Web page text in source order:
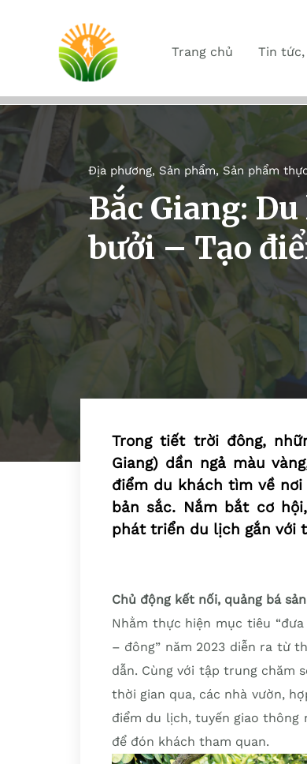
Trang chủ Tin tức,
Địa phương, Sản phẩm,Sản phẩm
Bắc Giang:
bưởi – Tạo
Trong tiết trời đông,
Giang) dần ngả màu
điểm du khách tìm về nơi
bản sắc. Nắm bắt cơ
phát triển du lịch gắn với
Chủ động kết nối, quảng bá
Nhằm thực hiện mục tiêu
– đông” năm 2023 diễn ra từ
dẫn. Cùng với tập trung chăm
thời gian qua, các nhà vườn,
điểm du lịch, tuyến giao
để đón khách tham quan.